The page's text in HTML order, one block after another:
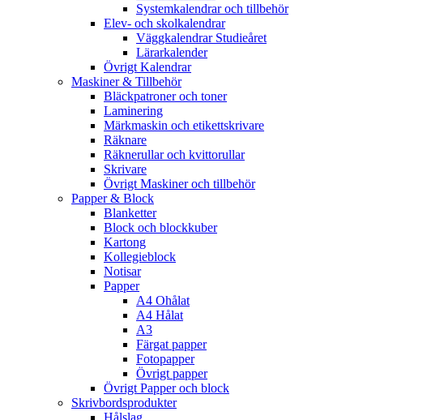
Systemkalendrar och tillbehör
Elev- och skolkalendrar
Väggkalendrar Studieåret
Lärarkalender
Övrigt Kalendrar
Maskiner & Tillbehör
Bläckpatroner och toner
Laminering
Märkmaskin och etikettskrivare
Räknare
Räknerullar och kvittorullar
Skrivare
Övrigt Maskiner och tillbehör
Papper & Block
Blanketter
Block och blockkuber
Kartong
Kollegieblock
Notisar
Papper
A4 Ohålat
A4 Hålat
A3
Färgat papper
Fotopapper
Övrigt papper
Övrigt Papper och block
Skrivbordsprodukter
Hålslag